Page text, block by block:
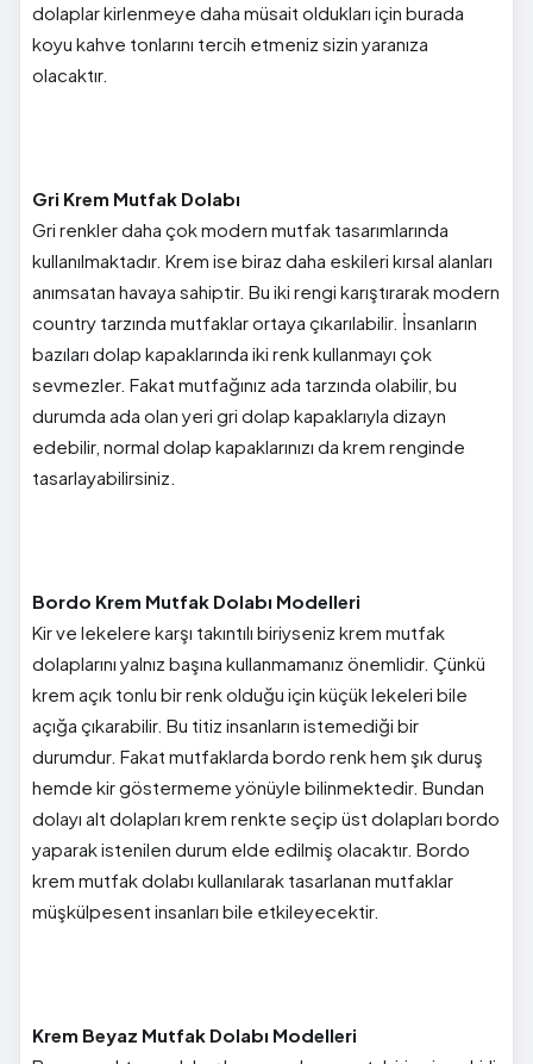
dolaplar kirlenmeye daha müsait oldukları için burada
koyu kahve tonlarını tercih etmeniz sizin yaranıza
olacaktır.
Gri Krem Mutfak Dolabı
Gri renkler daha çok modern mutfak tasarımlarında
kullanılmaktadır. Krem ise biraz daha eskileri kırsal alanları
anımsatan havaya sahiptir. Bu iki rengi karıştırarak modern
country tarzında mutfaklar ortaya çıkarılabilir. İnsanların
bazıları dolap kapaklarında iki renk kullanmayı çok
sevmezler. Fakat mutfağınız ada tarzında olabilir, bu
durumda ada olan yeri gri dolap kapaklarıyla dizayn
edebilir, normal dolap kapaklarınızı da krem renginde
tasarlayabilirsiniz.
Bordo Krem Mutfak Dolabı Modelleri
Kir ve lekelere karşı takıntılı biriyseniz krem mutfak
dolaplarını yalnız başına kullanmamanız önemlidir. Çünkü
krem açık tonlu bir renk olduğu için küçük lekeleri bile
açığa çıkarabilir. Bu titiz insanların istemediği bir
durumdur. Fakat mutfaklarda bordo renk hem şık duruş
hemde kir göstermeme yönüyle bilinmektedir. Bundan
dolayı alt dolapları krem renkte seçip üst dolapları bordo
yaparak istenilen durum elde edilmiş olacaktır. Bordo
krem mutfak dolabı kullanılarak tasarlanan mutfaklar
müşkülpesent insanları bile etkileyecektir.
Krem Beyaz Mutfak Dolabı Modelleri